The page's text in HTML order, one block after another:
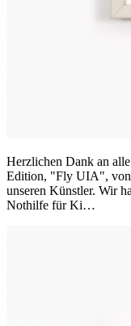
Herzlichen Dank an
Edition, "Fly UIA", von
unseren Künstler. Wir
Nothilfe für Ki…